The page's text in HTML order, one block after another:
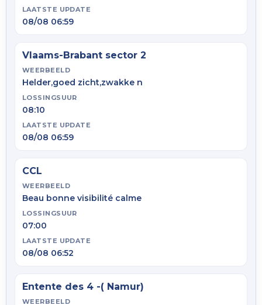
LAATSTE UPDATE
08/08 06:59
Vlaams-Brabant sector 2
WEERBEELD
Helder,goed zicht,zwakke n
LOSSINGSUUR
08:10
LAATSTE UPDATE
08/08 06:59
CCL
WEERBEELD
Beau bonne visibilité calme
LOSSINGSUUR
07:00
LAATSTE UPDATE
08/08 06:52
Entente des 4 -( Namur)
WEERBEELD